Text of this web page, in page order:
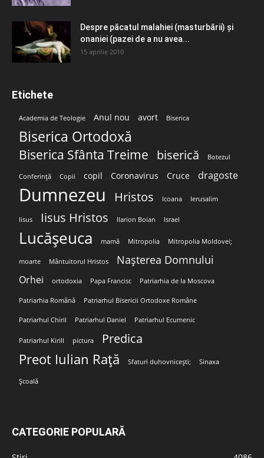
Despre păcatul malahiei (masturbării) şi
onaniei (pazei de a nu avea...
15 aprilie 2010
Etichete
Academia de Teologie Anul nou avort Biserica
Biserica Ortodoxă
Biserica Sfânta Treime biserică Botezul
Conferință Copii copil Coronavirus Cruce dragoste
Dumnezeu Hristos Icoana Ierusalim
Iisus Iisus Hristos Ilarion Boian Israel
Lucășeuca mamă Mitropolia Mitropolia Moldovei;
moarte Mântuitorul Hristos Nașterea Domnului
Orhei ortodoxia Papa Francisc Patriarhia de la Moscova
Patriarhia Română Patriarhul Bisericii Ortodoxe Române
Patriarhul Chiril Patriarhul Daniel Patriarhul Ecumenic
Patriarhul Kirill pictura Predica
Preot Iulian Rață Sfaturi duhovnicești; Sinaxa
Școală
CATEGORIE POPULARĂ